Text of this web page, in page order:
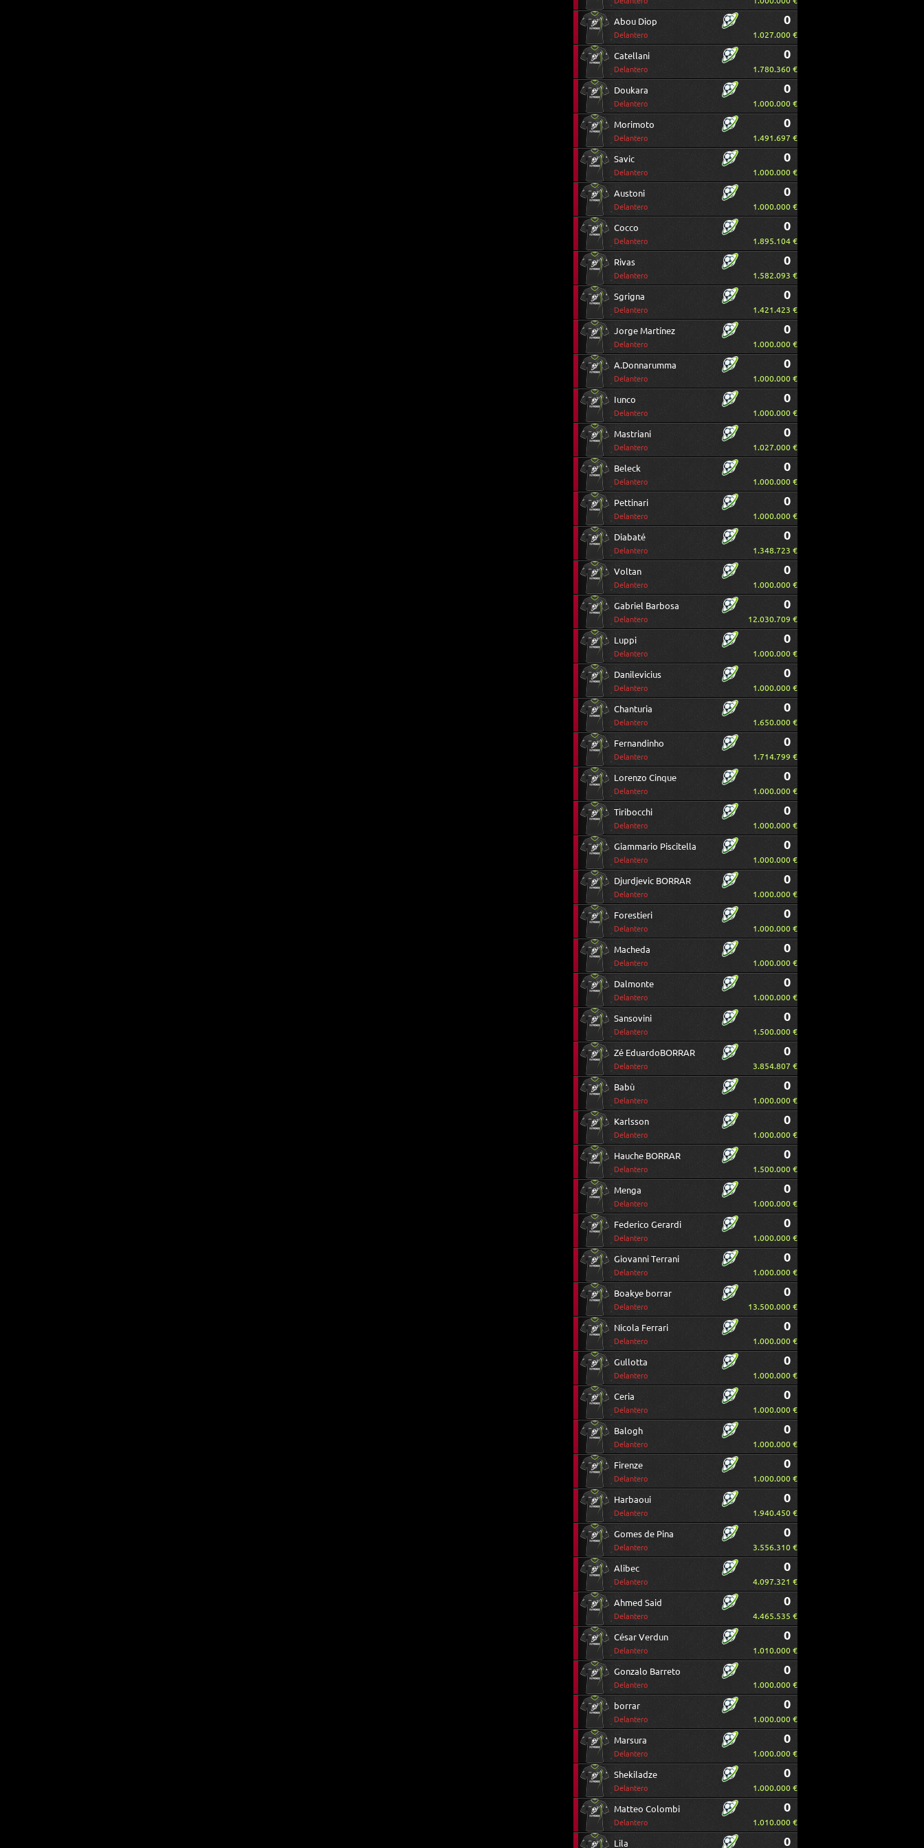
Abou Diop
Delantero
0
1.027.000 €
Catellani
Delantero
0
1.780.360 €
Doukara
Delantero
0
1.000.000 €
Morimoto
Delantero
0
1.491.697 €
Savic
Delantero
0
1.000.000 €
Austoni
Delantero
0
1.000.000 €
Cocco
Delantero
0
1.895.104 €
Rivas
Delantero
0
1.582.093 €
Sgrigna
Delantero
0
1.421.423 €
Jorge Martínez
Delantero
0
1.000.000 €
A.Donnarumma
Delantero
0
1.000.000 €
Iunco
Delantero
0
1.000.000 €
Mastriani
Delantero
0
1.027.000 €
Beleck
Delantero
0
1.000.000 €
Pettinari
Delantero
0
1.000.000 €
Diabaté
Delantero
0
1.348.723 €
Voltan
Delantero
0
1.000.000 €
Gabriel Barbosa
Delantero
0
12.030.709 €
Luppi
Delantero
0
1.000.000 €
Danilevicius
Delantero
0
1.000.000 €
Chanturia
Delantero
0
1.650.000 €
Fernandinho
Delantero
0
1.714.799 €
Lorenzo Cinque
Delantero
0
1.000.000 €
Tiribocchi
Delantero
0
1.000.000 €
Giammario Piscitella
Delantero
0
1.000.000 €
Djurdjevic BORRAR
Delantero
0
1.000.000 €
Forestieri
Delantero
0
1.000.000 €
Macheda
Delantero
0
1.000.000 €
Dalmonte
Delantero
0
1.000.000 €
Sansovini
Delantero
0
1.500.000 €
Zé EduardoBORRAR
Delantero
0
3.854.807 €
Babù
Delantero
0
1.000.000 €
Karlsson
Delantero
0
1.000.000 €
Hauche BORRAR
Delantero
0
1.500.000 €
Menga
Delantero
0
1.000.000 €
Federico Gerardi
Delantero
0
1.000.000 €
Giovanni Terrani
Delantero
0
1.000.000 €
Boakye borrar
Delantero
0
13.500.000 €
Nicola Ferrari
Delantero
0
1.000.000 €
Gullotta
Delantero
0
1.000.000 €
Ceria
Delantero
0
1.000.000 €
Balogh
Delantero
0
1.000.000 €
Firenze
Delantero
0
1.000.000 €
Harbaoui
Delantero
0
1.940.450 €
Gomes de Pina
Delantero
0
3.556.310 €
Alibec
Delantero
0
4.097.321 €
Ahmed Said
Delantero
0
4.465.535 €
César Verdun
Delantero
0
1.010.000 €
Gonzalo Barreto
Delantero
0
1.000.000 €
borrar
Delantero
0
1.000.000 €
Marsura
Delantero
0
1.000.000 €
Shekiladze
Delantero
0
1.000.000 €
Matteo Colombi
Delantero
0
1.010.000 €
Lila 0